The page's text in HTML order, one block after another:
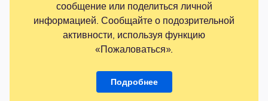
сообщение или поделиться личной
информацией. Сообщайте о подозрительной
активности, используя функцию
«Пожаловаться».
Подробнее